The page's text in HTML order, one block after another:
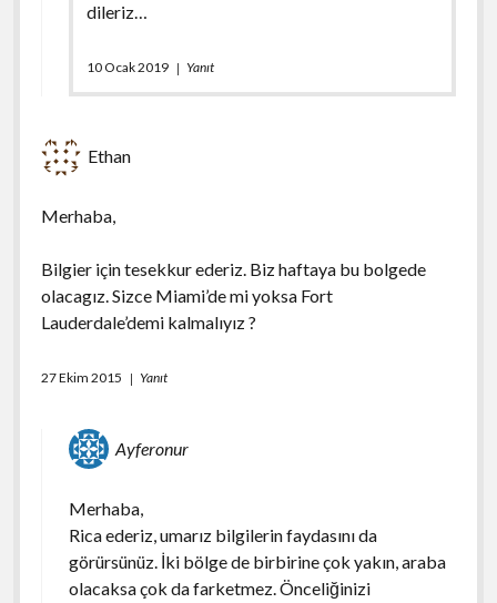
dileriz…
10 Ocak 2019 Yanıt
Ethan
Merhaba,
Bilgier için tesekkur ederiz. Biz haftaya bu bolgede
olacagız. Sizce Miami’de mi yoksa Fort
Lauderdale’demi kalmalıyız ?
27 Ekim 2015 Yanıt
Ayferonur
Merhaba,
Rica ederiz, umarız bilgilerin faydasını da
görürsünüz. İki bölge de birbirine çok yakın, araba
olacaksa çok da farketmez. Önceliğinizi